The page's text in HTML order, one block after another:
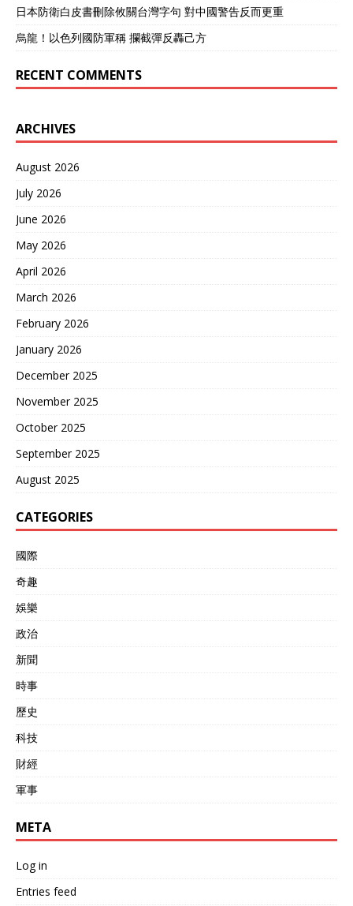
日本防衛白皮書刪除攸關台灣字句 對中國警告反而更重
烏龍！以色列國防軍稱 攔截彈反轟己方
RECENT COMMENTS
ARCHIVES
August 2026
July 2026
June 2026
May 2026
April 2026
March 2026
February 2026
January 2026
December 2025
November 2025
October 2025
September 2025
August 2025
CATEGORIES
國際
奇趣
娛樂
政治
新聞
時事
歷史
科技
財經
軍事
META
Log in
Entries feed